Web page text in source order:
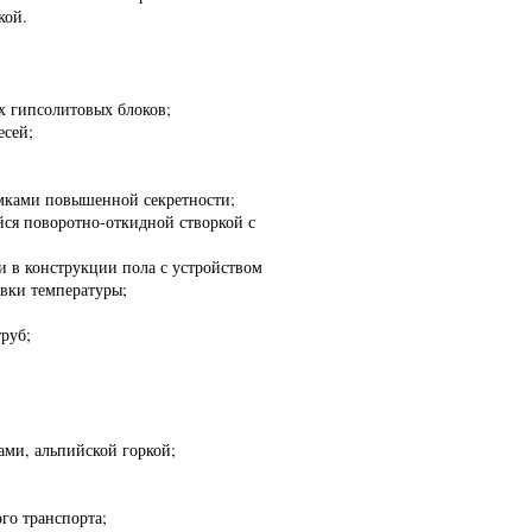
гипсолитовых блоков;
повышенной секретности;
поворотно-откидной створкой с
в конструкции пола с устройством
температуры;
альпийской горкой;
транспорта;